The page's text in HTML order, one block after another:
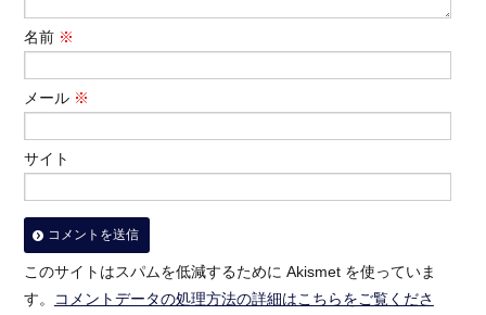
名前 ※
メール ※
サイト
このサイトはスパムを低減するために Akismet を使っていま
す。
コメントデータの処理方法の詳細はこちらをご覧くださ